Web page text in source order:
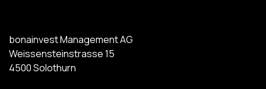
bonainvest Management AG
Weissensteinstrasse 15
4500Solothurn